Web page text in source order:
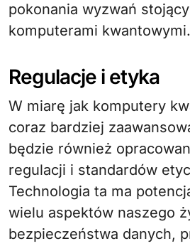
pokonania wyzwań
komputerami kwantowymi.
Regulacje i etyka
W miarę jak komputery
coraz bardziej
będzie również
regulacji i standardów
Technologia ta ma
wielu aspektów naszego
bezpieczeństwa danych,